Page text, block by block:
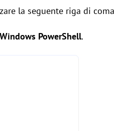
la seguente riga di
Windows PowerShell.